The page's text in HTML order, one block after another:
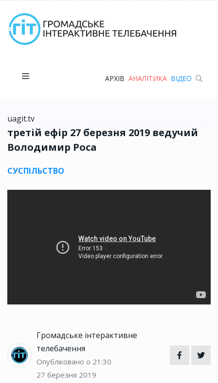
АРХІВ АНАЛІТИКА ВІДЕО
uagit.tv
третій ефір 27 березня 2019 ведучий
Володимир Роса
СУСПІЛЬСТВО
Громадське інтерактивне
телебачення
Опубліковано о 21:30
27 березня 2019